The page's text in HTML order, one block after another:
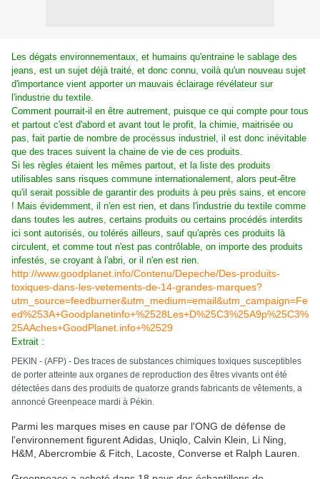
Les dégats environnementaux, et humains qu'entraine le sablage des
jeans, est un sujet déjà traité, et donc connu, voilà qu'un nouveau sujet
d'importance vient apporter un mauvais éclairage révélateur sur
l'industrie du textile.
Comment pourrait-il en être autrement, puisque ce qui compte pour tous
et partout c'est d'abord et avant tout le profit, la chimie, maitrisée ou
pas, fait partie de nombre de procéssus industriel, il est donc inévitable
que des traces suivent la chaine de vie de ces produits.
Si les règles étaient les mêmes partout, et la liste des produits
utilisables sans risques commune internationalement, alors peut-être
qu'il serait possible de garantir des produits à peu près sains, et encore
! Mais évidemment, il n'en est rien, et dans l'industrie du textile comme
dans toutes les autres, certains produits ou certains procédés interdits
ici sont autorisés, ou tolérés ailleurs, sauf qu'après ces produits là
circulent, et comme tout n'est pas contrôlable, on importe des produits
infestés, se croyant à l'abri, or il n'en est rien.
http://www.goodplanet.info/Contenu/Depeche/Des-produits-
toxiques-dans-les-vetements-de-14-grandes-marques?
utm_source=feedburner&utm_medium=email&utm_campaign=Fe
ed%253A+Goodplanetinfo+%2528Les+D%25C3%25A9p%25C3%
25AAches+GoodPlanet.info+%2529
Extrait :
PEKIN - (AFP) - Des traces de substances chimiques toxiques susceptibles
de porter atteinte aux organes de reproduction des êtres vivants ont été
détectées dans des produits de quatorze grands fabricants de vêtements, a
annoncé Greenpeace mardi à Pékin.
Parmi les marques mises en cause par l'ONG de défense de
l'environnement figurent Adidas, Uniqlo, Calvin Klein, Li Ning,
H&M, Abercrombie & Fitch, Lacoste, Converse et Ralph Lauren.